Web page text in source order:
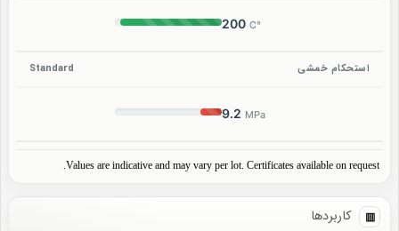
200 °C
استحکام خمشی
9.2 MPa
Standard
Values are indicative and may vary per lot. Certificates available on request.
کاربردها